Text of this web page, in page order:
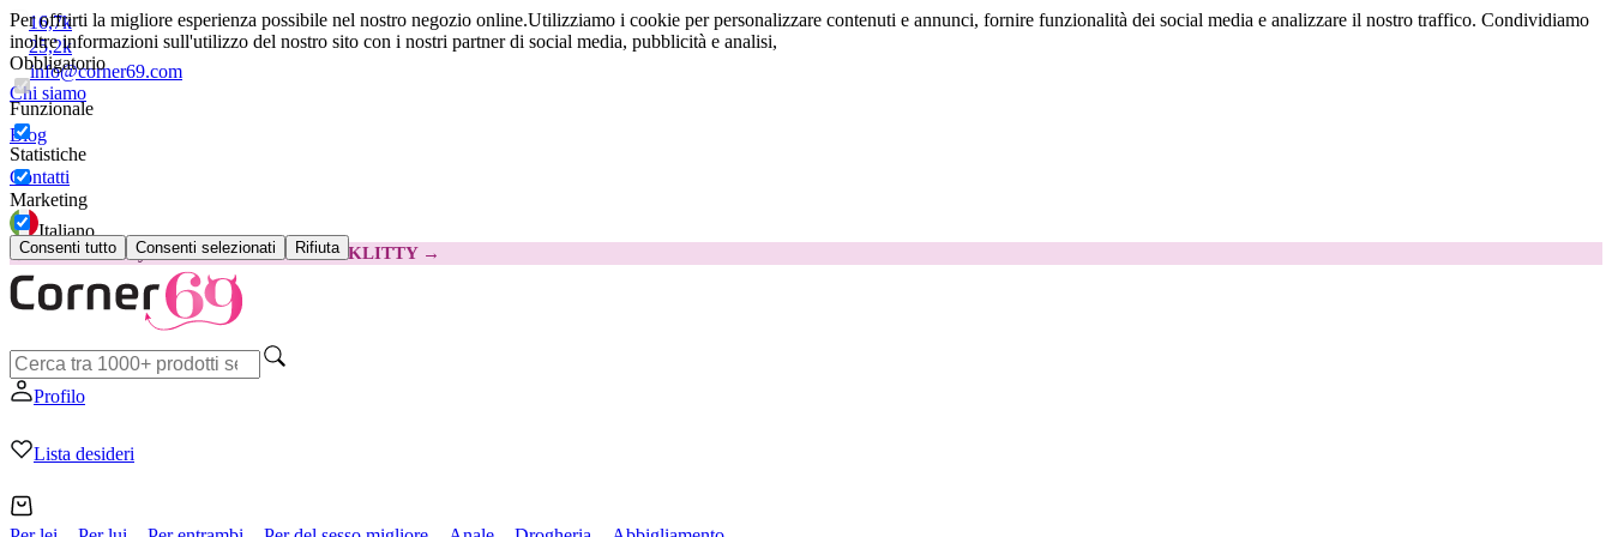
Per offrirti la migliore esperienza possibile nel nostro negozio online.Utilizziamo i cookie per personalizzare contenuti e annunci, fornire funzionalità dei social media e analizzare il nostro traffico. Condividiamo
inoltre informazioni sull'utilizzo del nostro sito con i nostri partner di social media, pubblicità e analisi,
Obbligatorio
Funzionale
Statistiche
Marketing
Consenti tutto Consenti selezionati Rifiuta
16,7k
25,2k
info@corner69.com
Chi siamo
Blog
Contatti
Italiano
😽Svakom Klitty: 15 € IN MENO Codice: KLITTY →
Profilo
Lista desideri